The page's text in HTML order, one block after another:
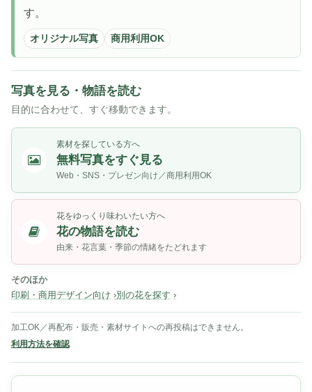
す。
オリジナル写真 商用利用OK
写真を見る・物語を読む
目的に合わせて、すぐ移動できます。
素材を探している方へ
無料写真をすぐ見る
Web・SNS・プレゼン向け／商用利用OK
花をゆっくり味わいたい方へ
花の物語を読む
由来・花言葉・季節の情緒をたどれます
そのほか
印刷・商用デザイン向け
別の花を探す
加工OK／再配布・販売・素材サイトへの再投稿はできません。
利用方法を確認